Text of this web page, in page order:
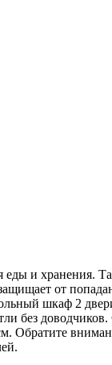
и хранения.
от
шкаф 2
без